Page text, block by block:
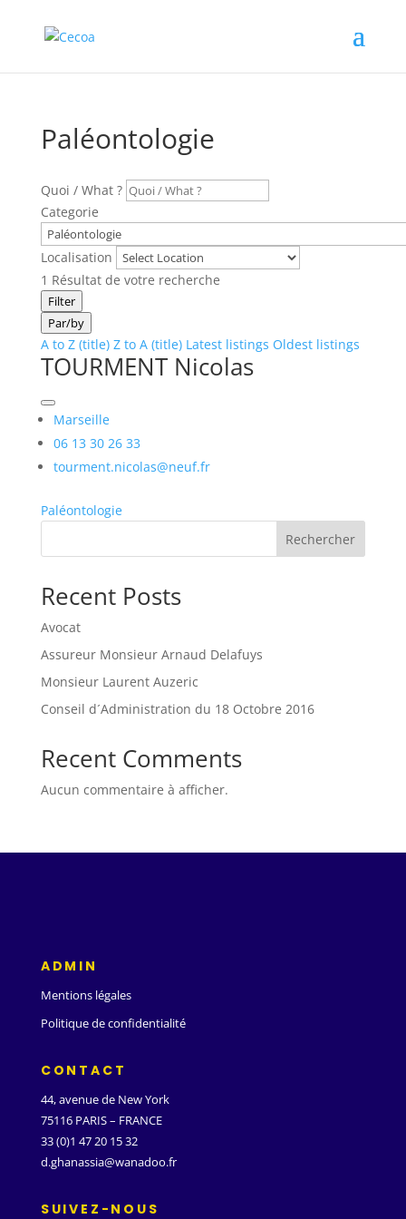
Paléontologie
Quoi / What ?
Categorie
Localisation
1 Résultat de votre recherche
Filter
Par/by
A to Z (title) Z to A (title) Latest listings Oldest listings
TOURMENT Nicolas
Marseille
06 13 30 26 33
tourment.nicolas@neuf.fr
Paléontologie
Rechercher
Recent Posts
Avocat
Assureur Monsieur Arnaud Delafuys
Monsieur Laurent Auzeric
Conseil d´Administration du 18 Octobre 2016
Recent Comments
Aucun commentaire à afficher.
ADMIN
Mentions légales
Politique de confidentialité
CONTACT
44, avenue de New York
75116 PARIS – FRANCE
33 (0)1 47 20 15 32
d.ghanassia@wanadoo.fr
SUIVEZ-NOUS